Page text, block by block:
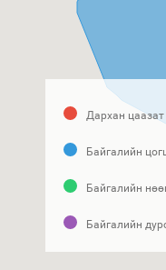
Дархан цаазат
Байгалийн
Байгалийн
Байгалийн